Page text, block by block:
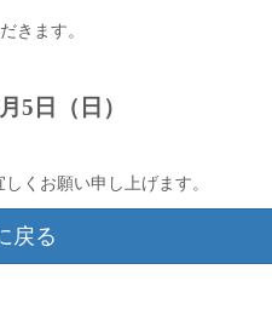
きます。
5日（日）
くお願い申し上げます。
戻る